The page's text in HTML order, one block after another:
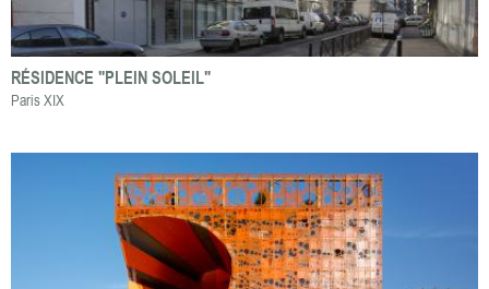
RÉSIDENCE "PLEIN SOLEIL"
Paris XIX